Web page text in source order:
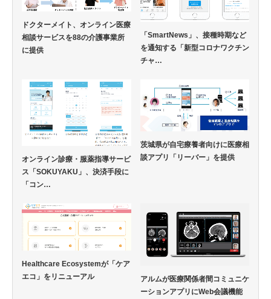
ドクターメイト、オンライン医療
相談サービスを88の介護事業所
に提供
「SmartNews」、接種時期など
を通知する「新型コロナワクチン
チャ…
オンライン診療・服薬指導サービ
ス「SOKUYAKU」、決済手段に
「コン…
茨城県が自宅療養者向けに医療相
談アプリ「リーバー」を提供
Healthcare Ecosystemが「ケア
エコ」をリニューアル
アルムが医療関係者間コミュニケ
ーションアプリにWeb会議機能